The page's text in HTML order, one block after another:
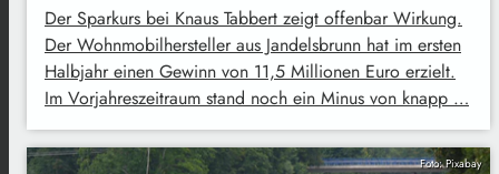
Der Sparkurs bei Knaus Tabbert zeigt offenbar Wirkung.
Der Wohnmobilhersteller aus Jandelsbrunn hat im ersten
Halbjahr einen Gewinn von 11,5 Millionen Euro erzielt.
Im Vorjahreszeitraum stand noch ein Minus von knapp …
Foto: Pixabay